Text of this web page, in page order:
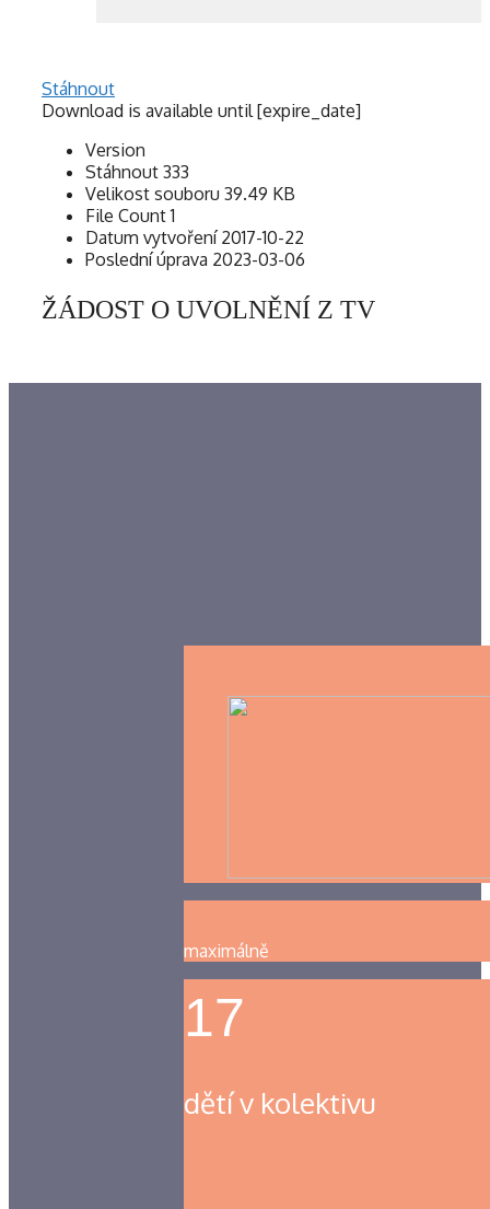
Stáhnout
Download is available until [expire_date]
Version
Stáhnout 333
Velikost souboru 39.49 KB
File Count1
Datum vytvoření 2017-10-22
Poslední úprava 2023-03-06
ŽÁDOST O UVOLNĚNÍ Z TV
maximálně
17
dětí v kolektivu